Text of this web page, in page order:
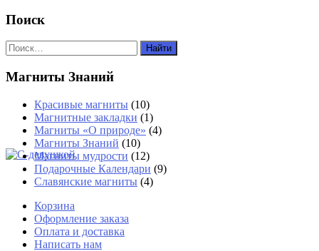
Поиск
Магниты Знаний
Красивые магниты (10)
Магнитные закладки (1)
Магниты «О природе» (4)
Магниты Знаний (10)
Магниты мудрости (12)
Подарочные Календари (9)
Славянские магниты (4)
Корзина
Оформление заказа
Оплата и доставка
Написать нам